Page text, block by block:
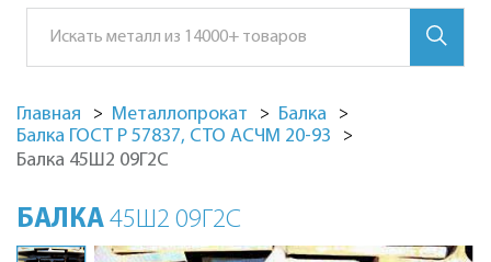
Главная Металлопрокат
Балка
Балка ГОСТ Р 57837, СТО АСЧМ 20-93
Балка 45Ш2 09Г2С
БАЛКА 45Ш2 09Г2С